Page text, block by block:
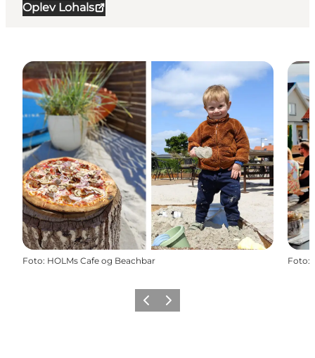
Oplev Lohals
Foto: HOLMs Cafe og Beachbar Foto:
ForrigeNæste